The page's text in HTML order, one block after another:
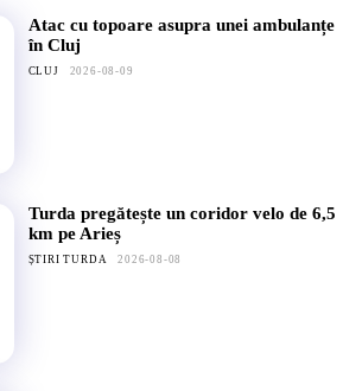
Atac cu topoare asupra unei ambulanțe
în Cluj
CLUJ 2026-08-09
Turda pregătește un coridor velo de 6,5
km pe Arieș
ȘTIRI TURDA 2026-08-08